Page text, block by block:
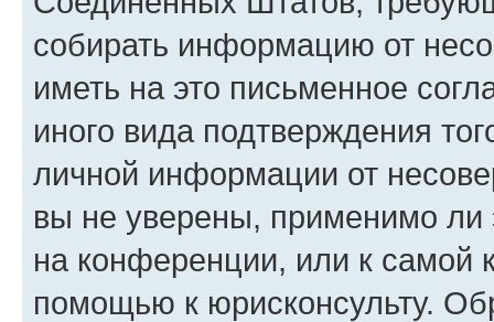
собирать информацию от
иметь на это письменное
иного вида подтверждения
личной информации от
вы не уверены, применимо ли
на конференции, или к самой
помощью к юрисконсульту.